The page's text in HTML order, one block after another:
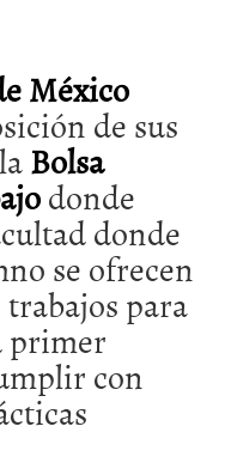
México
de sus
Bolsa
donde
donde
se ofrecen
para
primer
con